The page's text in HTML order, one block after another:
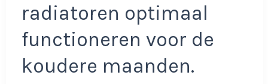
radiatoren optimaal
functioneren voor de
koudere maanden.